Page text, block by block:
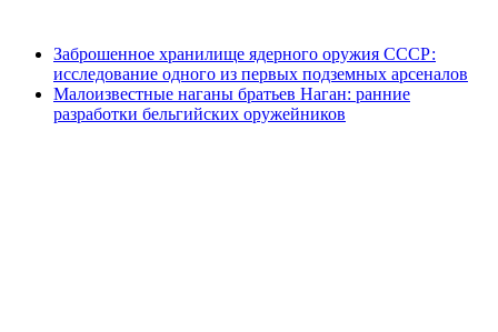
Заброшенное хранилище ядерного оружия СССР:
исследование одного из первых подземных арсеналов
Малоизвестные наганы братьев Наган: ранние
разработки бельгийских оружейников